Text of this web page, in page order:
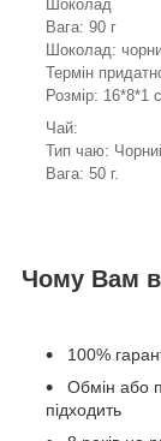
Шоколад
Вага: 90 г
Шоколад:
Термін
Розмір: 16*8*1
Чай:
Тип чаю:
Вага: 50 г.
Чому Вам
100%
Обмін або
підходить